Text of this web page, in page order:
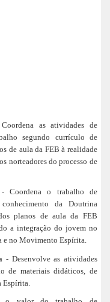
as atividades de
segundo currículo de
de aula da FEB à realidade
norteadores do processo de
Coordena o trabalho de
da Doutrina
planos de aula da FEB
a integração do jovem no
e no Movimento Espírita.
- Desenvolve as atividades
de materiais didáticos, de